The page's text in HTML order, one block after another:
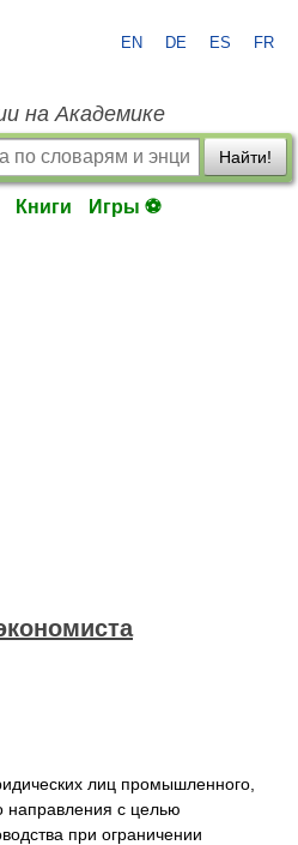
EN DE ES FR
на Академике
Найти!
Книги Игры ⚽
лиц промышленного,
направления с целью
при ограничении